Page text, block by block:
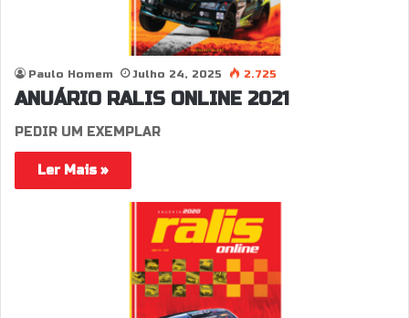
Paulo Homem Julho 24, 2025 2.725
ANUÁRIO RALIS ONLINE 2021
PEDIR UM EXEMPLAR
Ler Mais »